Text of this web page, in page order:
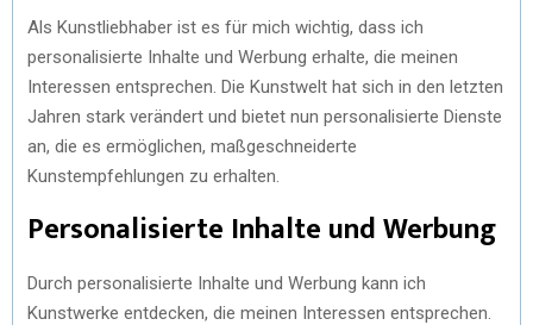
Als Kunstliebhaber ist es für mich wichtig, dass ich
personalisierte Inhalte und Werbung erhalte, die meinen
Interessen entsprechen. Die Kunstwelt hat sich in den letzten
Jahren stark verändert und bietet nun personalisierte Dienste
an, die es ermöglichen, maßgeschneiderte
Kunstempfehlungen zu erhalten.
Personalisierte Inhalte und Werbung
Durch personalisierte Inhalte und Werbung kann ich
Kunstwerke entdecken, die meinen Interessen entsprechen.